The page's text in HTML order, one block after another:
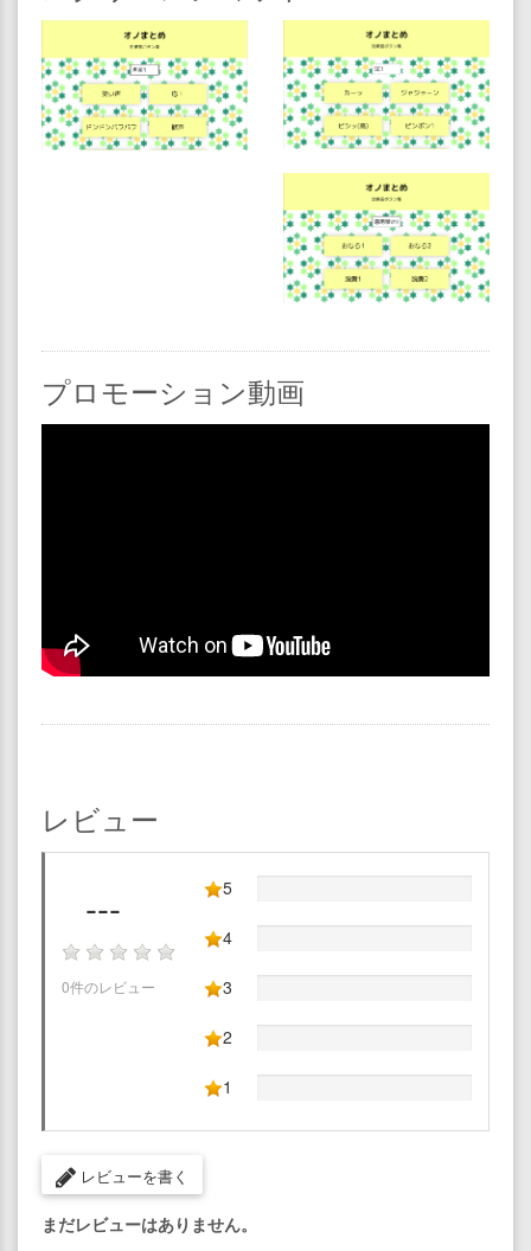
プロモーション動画
レビュー
---
0件のレビュー
5
4
3
2
1
レビューを書く
まだレビューはありません。